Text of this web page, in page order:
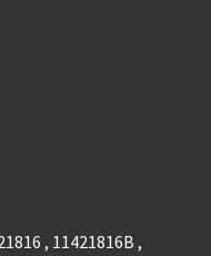
, 11421816B ,